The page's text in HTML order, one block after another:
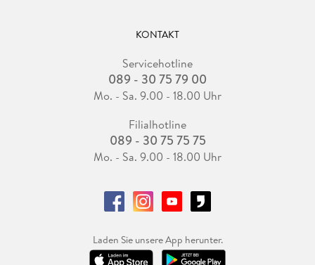
KONTAKT
Servicehotline
089 - 30 75 79 00
Mo. - Sa. 9.00 - 18.00 Uhr
Filialhotline
089 - 30 75 75 75
Mo. - Sa. 9.00 - 18.00 Uhr
Laden Sie unsere App herunter.